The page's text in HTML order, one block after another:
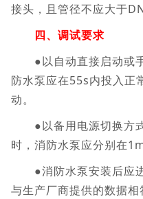
接头，且管径不应大于
四、调试要求
●以自动直接启动或手
防水泵应在55s内投入正
动。
●以备用电源切换方式
时，消防水泵应分别在
●消防水泵安装后应进
与生产厂商提供的数据